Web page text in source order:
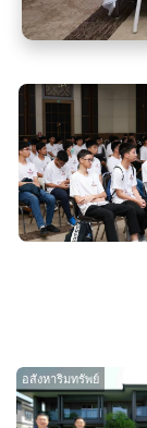
อสังหาริมทรัพย์